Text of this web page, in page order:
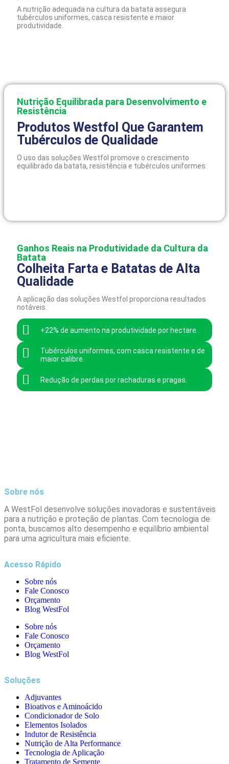
A nutrição adequada na cultura da batata assegura
tubérculos uniformes, casca resistente e maior
produtividade.
Nutrição Equilibrada para Desenvolvimento e
Resistência
Produtos Westfol Que Garantem
Tubérculos de Qualidade
O uso das soluções Westfol promove o crescimento
equilibrado da batata, resistência e tubérculos uniformes:
Ganhos Reais na Produtividade da Cultura da
Batata
Colheita Farta e Batatas de Alta
Qualidade
A aplicação das soluções Westfol proporciona resultados
notáveis:
+22% de aumento na produtividade por hectare.
Tubérculos uniformes, com casca resistente e de
maior calibre.
Redução de perdas por rachaduras e pragas.
Sobre nós
A WestFol desenvolve soluções inovadoras e sustentáveis
para a nutrição e proteção de plantas. Com tecnologia de
ponta, buscamos alto desempenho e equilíbrio ambiental
para uma agricultura mais eficiente.
Acesso Rápido
Sobre nós
Fale Conosco
Orçamento
Blog WestFol
Sobre nós
Fale Conosco
Orçamento
Blog WestFol
Soluções
Adjuvantes
Bioativos e Aminoácido
Condicionador de Solo
Elementos Isolados
Indutor de Resistência
Nutrição de Alta Performance
Tecnologia de Aplicação
Tratamento de Semente